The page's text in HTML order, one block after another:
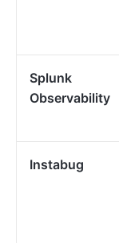
Splunk
Observability
Instabug